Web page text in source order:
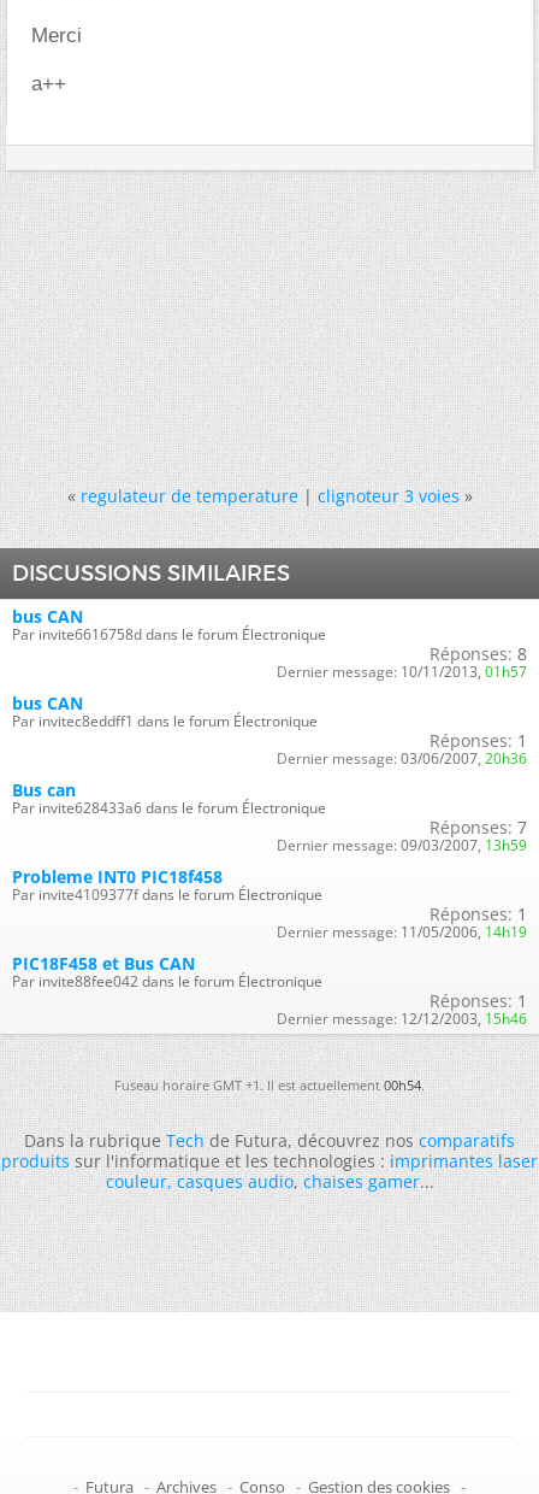
Merci
a++
« regulateur de temperature|clignoteur 3 voies »
DISCUSSIONS SIMILAIRES
bus CAN
Par invite6616758d dans le forum Électronique
Réponses: 8
Dernier message: 10/11/2013, 01h57
bus CAN
Par invitec8eddff1 dans le forum Électronique
Réponses: 1
Dernier message: 03/06/2007, 20h36
Bus can
Par invite628433a6 dans le forum Électronique
Réponses: 7
Dernier message: 09/03/2007, 13h59
Probleme INT0 PIC18f458
Par invite4109377f dans le forum Électronique
Réponses: 1
Dernier message: 11/05/2006, 14h19
PIC18F458 et Bus CAN
Par invite88fee042 dans le forum Électronique
Réponses: 1
Dernier message: 12/12/2003, 15h46
Fuseau horaire GMT +1. Il est actuellement00h54.
Dans la rubriqueTechde Futura, découvrez noscomparatifs
produitssur l'informatique et les technologies :imprimantes laser
couleur,casques audio,chaises gamer...
- Futura - Archives - Conso - Gestion des cookies -